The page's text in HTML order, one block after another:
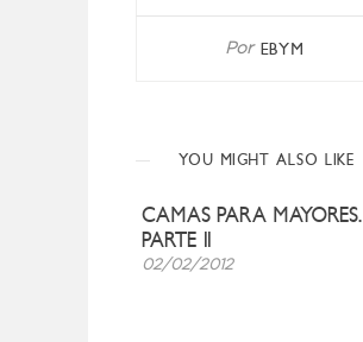
Por EBYM
YOU MIGHT ALSO LIKE
CAMAS PARA MAYORES.
PARTE II
02/02/2012